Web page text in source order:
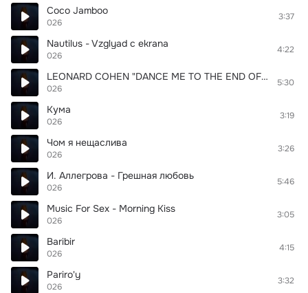
Coco Jamboo
026
3:37
Nautilus - Vzglyad c ekrana
026
4:22
LEONARD COHEN "DANCE ME TO THE END OF LOVE"
026
5:30
Кума
026
3:19
Чом я нещаслива
026
3:26
И. Аллегрова - Грешная любовь
026
5:46
Music For Sex - Morning Kiss
026
3:05
Baribir
026
4:15
Pariro'y
026
3:32